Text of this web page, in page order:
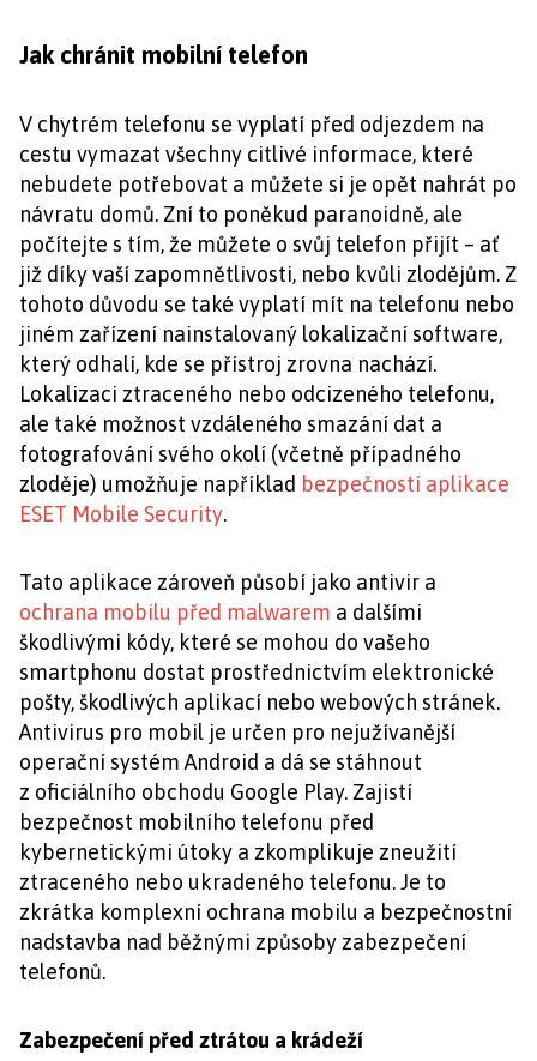
Jak chránit mobilní telefon
V chytrém telefonu se vyplatí před odjezdem na
cestu vymazat všechny citlivé informace, které
nebudete potřebovat a můžete si je opět nahrát po
návratu domů. Zní to poněkud paranoidně, ale
počítejte s tím, že můžete o svůj telefon přijít – ať
již díky vaší zapomnětlivosti, nebo kvůli zlodějům. Z
tohoto důvodu se také vyplatí mít na telefonu nebo
jiném zařízení nainstalovaný lokalizační software,
který odhalí, kde se přístroj zrovna nachází.
Lokalizaci ztraceného nebo odcizeného telefonu,
ale také možnost vzdáleného smazání dat a
fotografování svého okolí (včetně případného
zloděje) umožňuje například bezpečností aplikace
ESET Mobile Security.
Tato aplikace zároveň působí jako antivir a
ochrana mobilu před malwarem a dalšími
škodlivými kódy, které se mohou do vašeho
smartphonu dostat prostřednictvím elektronické
pošty, škodlivých aplikací nebo webových stránek.
Antivirus pro mobil je určen pro nejužívanější
operační systém Android a dá se stáhnout
z oficiálního obchodu Google Play. Zajistí
bezpečnost mobilního telefonu před
kybernetickými útoky a zkomplikuje zneužití
ztraceného nebo ukradeného telefonu. Je to
zkrátka komplexní ochrana mobilu a bezpečnostní
nadstavba nad běžnými způsoby zabezpečení
telefonů.
Zabezpečení před ztrátou a krádeží